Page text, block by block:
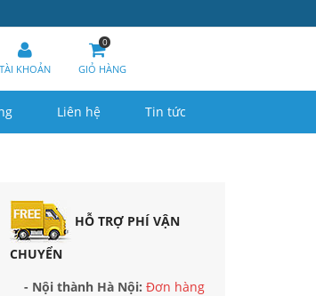
TÀI KHOẢN
0
GIỎ HÀNG
Liên hệ Tin tức
HỖ TRỢ PHÍ VẬN
CHUYỂN
- Nội thành Hà Nội: Đơn hàng